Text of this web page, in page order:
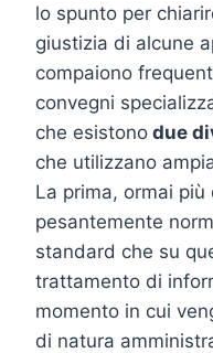
lo spunto per
giustizia di alcune
compaiono
convegni
che esistono due
che utilizzano
La prima, ormai più
pesantemente
standard che su
trattamento di
momento in cui
di natura